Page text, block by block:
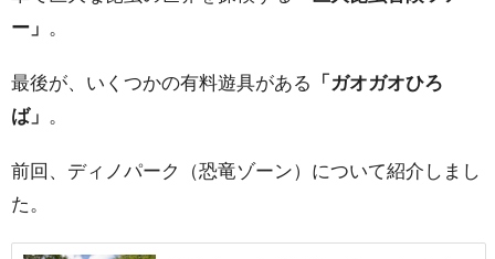
ー」 。
最後が、いくつかの有料遊具がある 「ガオガオひろ
ば」 。
前回、ディノパーク（恐竜ゾーン）について紹介しまし
た。